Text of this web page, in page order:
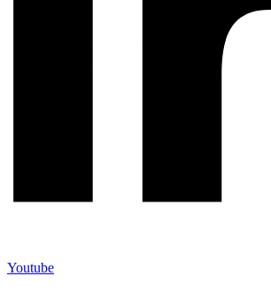
Youtube